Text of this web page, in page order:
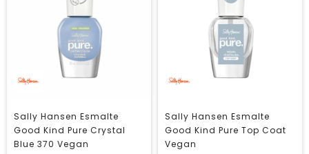
Sally Hansen Esmalte
Good Kind Pure Crystal
Blue 370 Vegan
Sally Hansen Esmalte
Good Kind Pure Top Coat
Vegan